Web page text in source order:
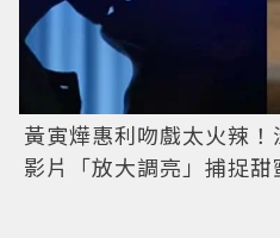
黃寅燁惠利吻戲太火辣
影片「放大調亮」捕捉甜